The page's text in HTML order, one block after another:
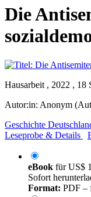
Die
Hausarbeit , 2022 , 18
Autor:in: Anonym
Geschichte
Leseprobe & Details
eBook fürUS$
Sofort
Format: PDF –